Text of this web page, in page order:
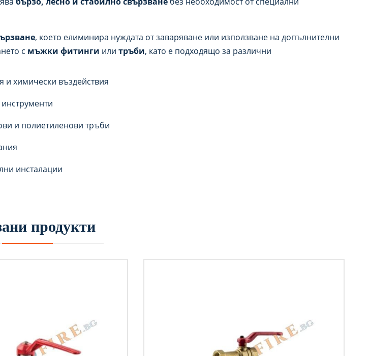
, което елиминира нуждата от заваряване или използване на допълнителни
с мъжки фитинги или тръби, като е подходящо за различни
и химически въздействия
и полиетиленови тръби
инсталации
продукти